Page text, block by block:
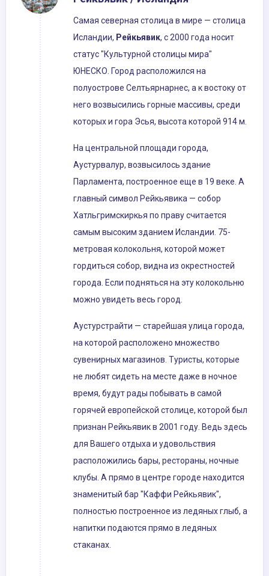
Самая северная столица в мире — столица
Исландии, Рейкьявик, с 2000 года носит
статус "Культурной столицы мира"
ЮНЕСКО. Город расположился на
полуострове Селтьярнарнес, а к востоку от
него возвысились горные массивы, среди
которых и гора Эсья, высота которой 914 м.
На центральной площади города,
Аустурвалур, возвысилось здание
Парламента, построенное еще в 19 веке. А
главный символ Рейкьявика — собор
Хатльгримскиркья по праву считается
самым высоким зданием Исландии. 75-
метровая колокольня, которой может
гордиться собор, видна из окрестностей
города. Если подняться на эту колокольню
можно увидеть весь город.
Аустурстрайти — старейшая улица города,
на которой расположено множество
сувенирных магазинов. Туристы, которые
не любят сидеть на месте даже в ночное
время, будут рады побывать в самой
горячей европейской столице, которой был
признан Рейкьявик в 2001 году. Ведь здесь
для Вашего отдыха и удовольствия
расположились бары, рестораны, ночные
клубы. А прямо в центре городе находится
знаменитый бар "Каффи Рейкьявик",
полностью построенное из ледяных глыб, а
напитки подаются прямо в ледяных
стаканах.